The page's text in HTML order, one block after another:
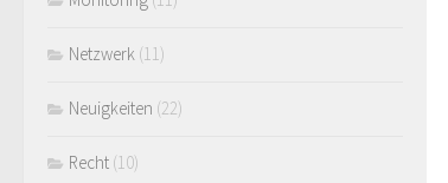
Netzwerk (11)
Neuigkeiten (22)
Recht (10)